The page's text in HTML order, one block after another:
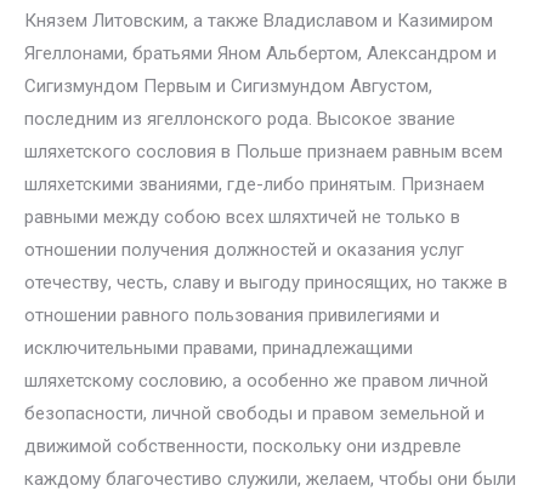
Князем Литовским, а также Владиславом и Казимиром
Ягеллонами, братьями Яном Альбертом, Александром и
Сигизмундом Первым и Сигизмундом Августом,
последним из ягеллонского рода. Высокое звание
шляхетского сословия в Польше признаем равным всем
шляхетскими званиями, где-либо принятым. Признаем
равными между собою всех шляхтичей не только в
отношении получения должностей и оказания услуг
отечеству, честь, славу и выгоду приносящих, но также в
отношении равного пользования привилегиями и
исключительными правами, принадлежащими
шляхетскому сословию, а особенно же правом личной
безопасности, личной свободы и правом земельной и
движимой собственности, поскольку они издревле
каждому благочестиво служили, желаем, чтобы они были